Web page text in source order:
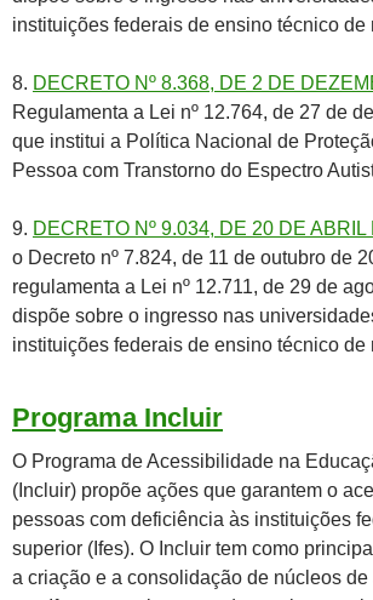
instituições federais de ensino técnico de
8. DECRETO Nº 8.368, DE 2 DE
Regulamenta a Lei nº 12.764, de 27 de
que institui a Política Nacional de
Pessoa com Transtorno do Espectro
9. DECRETO Nº 9.034, DE 20 DE ABRIL
o Decreto nº 7.824, de 11 de outubro de
regulamenta a Lei nº 12.711, de 29 de
dispõe sobre o ingresso nas
instituições federais de ensino técnico de
Programa Incluir
O Programa de Acessibilidade na
(Incluir) propõe ações que garantem o
pessoas com deficiência às instituições
superior (Ifes). O Incluir tem como
a criação e a consolidação de núcleos